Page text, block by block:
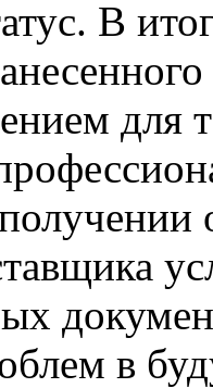
В
для
в